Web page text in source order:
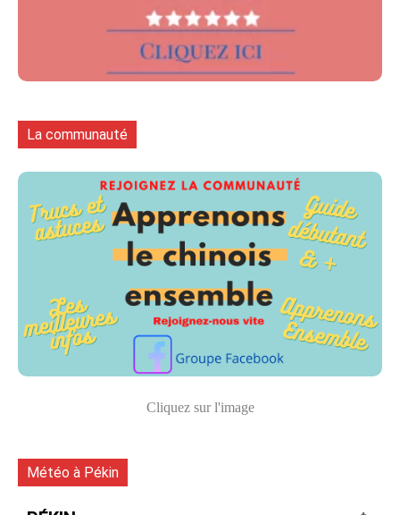
La communauté
Cliquez sur l'image
Météo à Pékin